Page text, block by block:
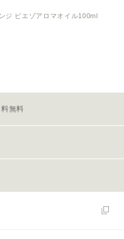
ジ ピエゾアロマオイル100ml
無料